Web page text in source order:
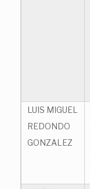
LUIS MIGUEL
REDONDO
GONZALEZ